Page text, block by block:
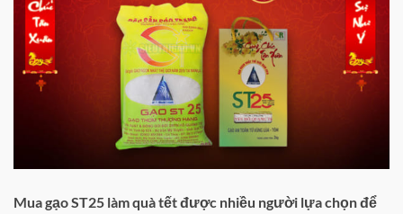
Mua gạo ST25 làm quà tết được nhiều người lựa chọn để